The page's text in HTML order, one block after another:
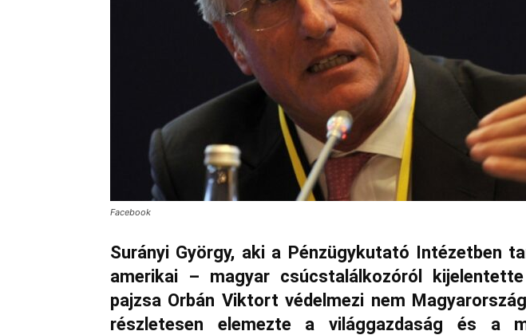
Facebook
Surányi György, aki a Pénzügykutató Intézetben
amerikai – magyar csúcstalálkozóról
pajzsa Orbán Viktort védelmezi nem
részletesen elemezte a világgazdaság és a